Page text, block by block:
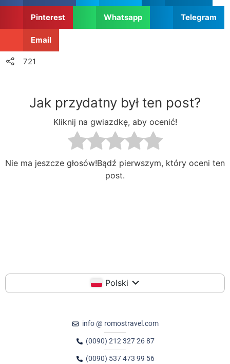
Pinterest Whatsapp Telegram
Email
721
Jak przydatny był ten post?
Kliknij na gwiazdkę, aby ocenić!
Nie ma jeszcze głosów!Bądź pierwszym, który oceni ten
post.
Polski
info @ romostravel.com
(0090) 212 327 26 87
(0090) 537 473 99 56